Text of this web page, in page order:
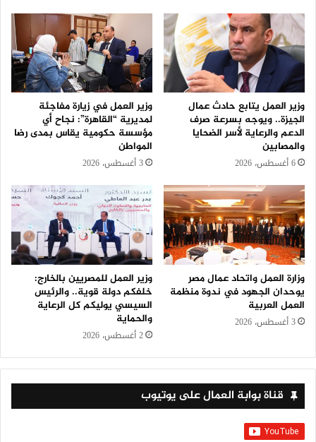
وزير العمل يتابع حادث عمال
الجيزة.. ويوجه بسرعة صرف
الدعم والرعاية لأسر الضحايا
والمصابين
6 أغسطس، 2026
وزير العمل في زيارة مفاجئة
لمديرية “القاهرة”: نجاح أي
مؤسسة حكومية يقاس بمدى رضا
المواطن
3 أغسطس، 2026
وزارة العمل واتحاد عمال مصر
يوحدان الجهود في ندوة منظمة
العمل العربية
3 أغسطس، 2026
وزير العمل للمصريين بالخارج:
خلفكم دولة قوية.. والرئيس
السيسي يوليكم كل الرعاية
والحماية
2 أغسطس، 2026
قناة بوابة العمال على يوتيوب